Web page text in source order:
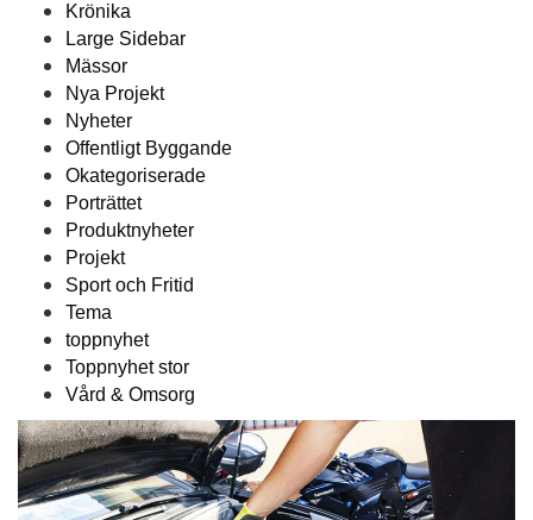
Krönika
Large Sidebar
Mässor
Nya Projekt
Nyheter
Offentligt Byggande
Okategoriserade
Porträttet
Produktnyheter
Projekt
Sport och Fritid
Tema
toppnyhet
Toppnyhet stor
Vård & Omsorg